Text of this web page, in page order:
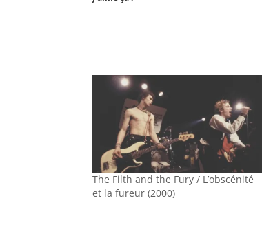
The Filth and the Fury / L’obscénité
et la fureur (2000)